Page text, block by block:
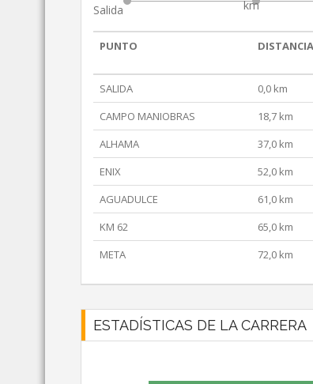
Salida
km
PUNTO DISTANCIA
SALIDA 0,0 km
CAMPO MANIOBRAS
18,7 km
ALHAMA
37,0 km
ENIX
52,0 km
AGUADULCE
61,0 km
KM 62
65,0 km
META
72,0 km
ESTADÍSTICAS DE LA CARRERA